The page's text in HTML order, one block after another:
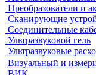
Масляные бани
Песчаные бани
Сухие бани
Термостаты
Термостаты
Термостаты
Химическое и